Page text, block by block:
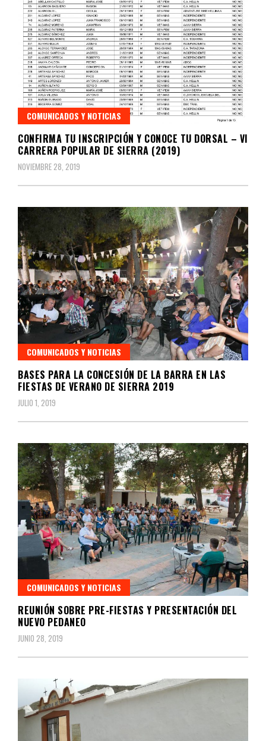
COMUNICADOS Y NOTICIAS
CONFIRMA TU INSCRIPCIÓN Y CONOCE TU DORSAL – VI
CARRERA POPULAR DE SIERRA (2019)
NOVIEMBRE 28, 2019
COMUNICADOS Y NOTICIAS
BASES PARA LA CONCESIÓN DE LA BARRA EN LAS
FIESTAS DE VERANO DE SIERRA 2019
JULIO 1, 2019
COMUNICADOS Y NOTICIAS
REUNIÓN SOBRE PRE-FIESTAS Y PRESENTACIÓN DEL
NUEVO PEDANEO
JUNIO 28, 2019